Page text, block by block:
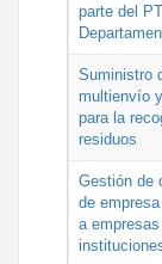
parte del
Suministro
multienvío
para la
residuos
Gestión de
de
a